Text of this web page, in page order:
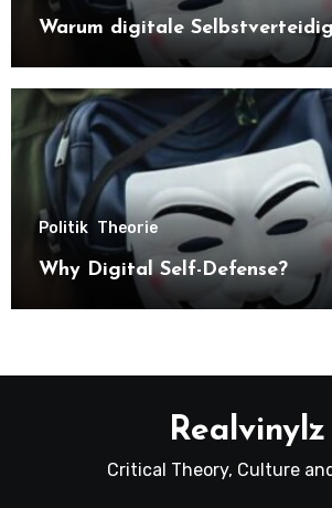
Warum digitale
Politik Theorie
Why Digital Self-Defense?
Realvinylz
Critical Theory, Culture